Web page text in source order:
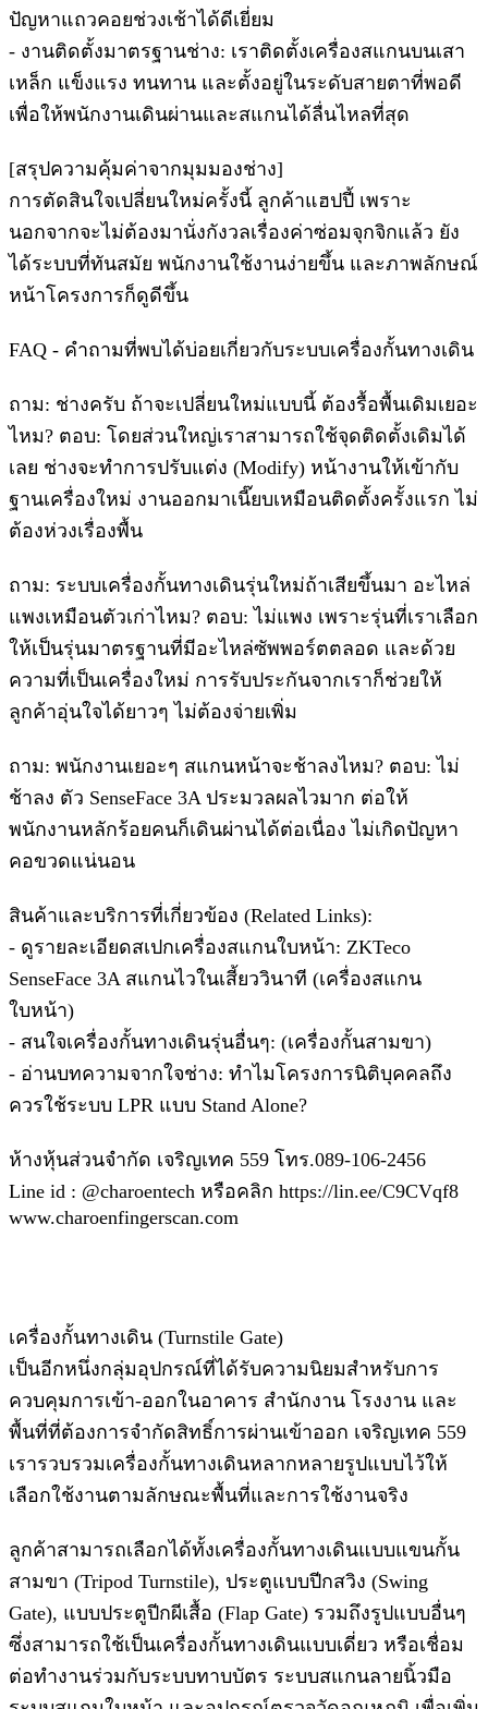
ปัญหาแถวคอยช่วงเช้าได้ดีเยี่ยม
- งานติดตั้งมาตรฐานช่าง: เราติดตั้งเครื่องสแกนบนเสา
เหล็ก แข็งแรง ทนทาน และตั้งอยู่ในระดับสายตาที่พอดี
เพื่อให้พนักงานเดินผ่านและสแกนได้ลื่นไหลที่สุด
[สรุปความคุ้มค่าจากมุมมองช่าง]
การตัดสินใจเปลี่ยนใหม่ครั้งนี้ ลูกค้าแฮปปี้ เพราะ
นอกจากจะไม่ต้องมานั่งกังวลเรื่องค่าซ่อมจุกจิกแล้ว ยัง
ได้ระบบที่ทันสมัย พนักงานใช้งานง่ายขึ้น และภาพลักษณ์
หน้าโครงการก็ดูดีขึ้น
FAQ - คำถามที่พบได้บ่อยเกี่ยวกับระบบเครื่องกั้นทางเดิน
ถาม: ช่างครับ ถ้าจะเปลี่ยนใหม่แบบนี้ ต้องรื้อพื้นเดิมเยอะ
ไหม? ตอบ: โดยส่วนใหญ่เราสามารถใช้จุดติดตั้งเดิมได้
เลย ช่างจะทำการปรับแต่ง (Modify) หน้างานให้เข้ากับ
ฐานเครื่องใหม่ งานออกมาเนี๊ยบเหมือนติดตั้งครั้งแรก ไม่
ต้องห่วงเรื่องพื้น
ถาม: ระบบเครื่องกั้นทางเดินรุ่นใหม่ถ้าเสียขึ้นมา อะไหล่
แพงเหมือนตัวเก่าไหม? ตอบ: ไม่แพง เพราะรุ่นที่เราเลือก
ให้เป็นรุ่นมาตรฐานที่มีอะไหล่ซัพพอร์ตตลอด และด้วย
ความที่เป็นเครื่องใหม่ การรับประกันจากเราก็ช่วยให้
ลูกค้าอุ่นใจได้ยาวๆ ไม่ต้องจ่ายเพิ่ม
ถาม: พนักงานเยอะๆ สแกนหน้าจะช้าลงไหม? ตอบ: ไม่
ช้าลง ตัว SenseFace 3A ประมวลผลไวมาก ต่อให้
พนักงานหลักร้อยคนก็เดินผ่านได้ต่อเนื่อง ไม่เกิดปัญหา
คอขวดแน่นอน
สินค้าและบริการที่เกี่ยวข้อง (Related Links):
- ดูรายละเอียดสเปกเครื่องสแกนใบหน้า: ZKTeco
SenseFace 3A สแกนไวในเสี้ยววินาที (เครื่องสแกน
ใบหน้า)
- สนใจเครื่องกั้นทางเดินรุ่นอื่นๆ: (เครื่องกั้นสามขา)
- อ่านบทความจากใจช่าง: ทำไมโครงการนิติบุคคลถึง
ควรใช้ระบบ LPR แบบ Stand Alone?
ห้างหุ้นส่วนจำกัด เจริญเทค 559 โทร.089-106-2456
Line id : @charoentech หรือคลิก https://lin.ee/C9CVqf8
www.charoenfingerscan.com
เครื่องกั้นทางเดิน (Turnstile Gate)
เป็นอีกหนึ่งกลุ่มอุปกรณ์ที่ได้รับความนิยมสำหรับการ
ควบคุมการเข้า-ออกในอาคาร สำนักงาน โรงงาน และ
พื้นที่ที่ต้องการจำกัดสิทธิ์การผ่านเข้าออก เจริญเทค 559
เรารวบรวมเครื่องกั้นทางเดินหลากหลายรูปแบบไว้ให้
เลือกใช้งานตามลักษณะพื้นที่และการใช้งานจริง
ลูกค้าสามารถเลือกได้ทั้งเครื่องกั้นทางเดินแบบแขนกั้น
สามขา (Tripod Turnstile), ประตูแบบปีกสวิง (Swing
Gate), แบบประตูปีกผีเสื้อ (Flap Gate) รวมถึงรูปแบบอื่นๆ
ซึ่งสามารถใช้เป็นเครื่องกั้นทางเดินแบบเดี่ยว หรือเชื่อม
ต่อทำงานร่วมกับระบบทาบบัตร ระบบสแกนลายนิ้วมือ